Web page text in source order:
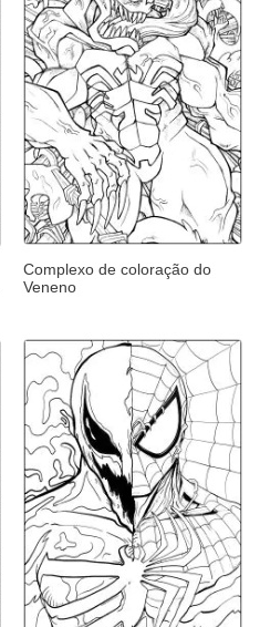
Complexo de coloração do
Veneno